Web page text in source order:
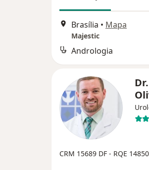
Brasília • Mapa
Majestic
Andrologia
CRM 15689 DF - RQE 14850